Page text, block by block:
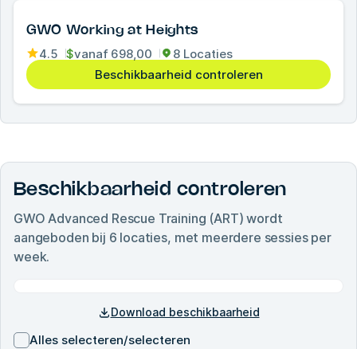
GWO Working at Heights
4.5 $vanaf 698,00
8 Locaties
Beschikbaarheid controleren
Beschikbaarheid controleren
GWO Advanced Rescue Training (ART) wordt
aangeboden bij 6 locaties, met meerdere sessies per
week.
Download beschikbaarheid
Alles selecteren/selecteren